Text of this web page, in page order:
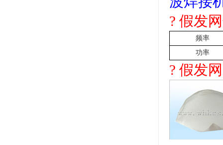
? 假发
频率
功率
? 假发